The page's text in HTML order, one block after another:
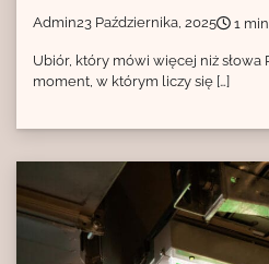
Admin23 Października, 2025 1
Ubiór, który mówi więcej niż słowa
moment, w którym liczy się […]